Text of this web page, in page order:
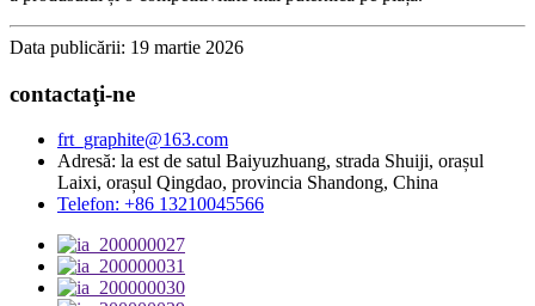
Data publicării: 19 martie 2026
contactaţi-ne
frt_graphite@163.com
Adresă: la est de satul Baiyuzhuang, strada Shuiji, orașul
Laixi, orașul Qingdao, provincia Shandong, China
Telefon: +86 13210045566